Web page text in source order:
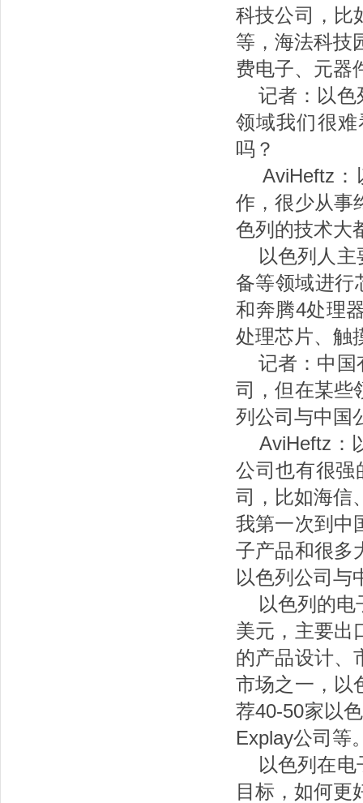
科技公司，比
等，海法科技
费电子、元器
记者：以色
领域我们很
吗？
AviHeftz：
作，很少从事
色列的技术大
以色列人主
备等领域进行
和奔腾4处理
处理芯片、触
记者：中国
司，但在某些
列公司与中国
AviHeftz：
公司也有很强
司，比如海信
我第一次到中
子产品和很多
以色列公司与
以色列的电
美元，主要出
的产品设计、
市场之一，以
荐40-50家以
Explay公司等
以色列在电
目标，如何更